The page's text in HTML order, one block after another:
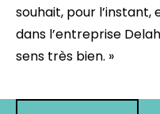
souhait, pour
dans l’entreprise
sens très bien. »